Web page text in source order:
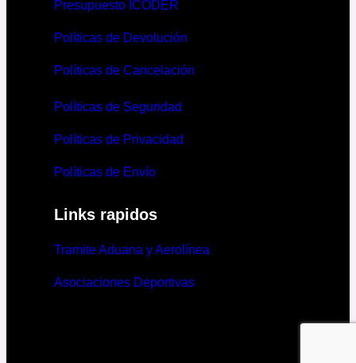
Presupuesto ICODER
Políticas de Devolución
Políticas de Cancelación
Políticas de Seguridad
Políticas de Privacidad
Políticas de Envío
Links rapidos
Tramite Aduana y Aerolínea
Asociaciones Deportivas